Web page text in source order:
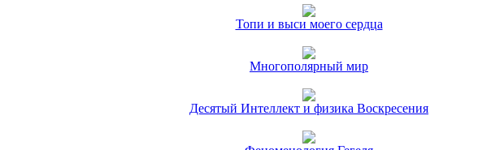
Топи и выси моего сердца
Многополярный мир
Десятый Интеллект и физика Воскресения